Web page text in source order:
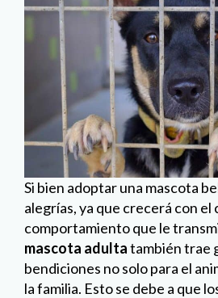
Si bien adoptar una mascota
alegrías, ya que crecerá con el
comportamiento que le
mascota adultatambién trae
bendiciones no solo para el
la familia. Esto se debe a que